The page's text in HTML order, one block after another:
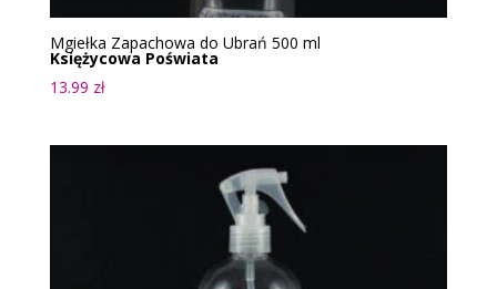
Mgiełka Zapachowa do Ubrań 500 ml
Księżycowa Poświata
13.99 zł